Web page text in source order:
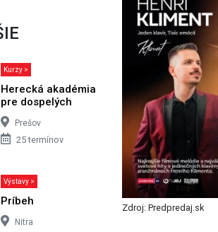
Kurzy >
Herecká akadémia
pre dospelých
Prešov
25 termínov
Výstavy >
Príbeh
Nitra
Zdroj: Predpredaj.sk